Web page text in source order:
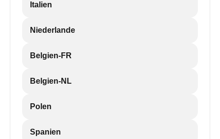
Italien
Niederlande
Belgien-FR
Belgien-NL
Polen
Spanien